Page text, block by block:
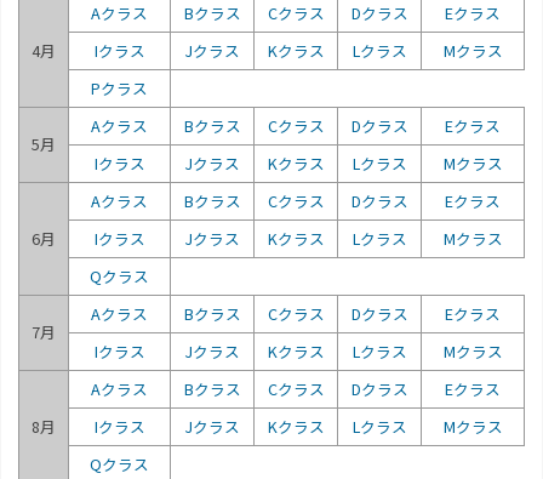
4月
Aクラス Bクラス Cクラス Dクラス
Eクラス
Iクラス
Jクラス Kクラス Lクラス
Mクラス
Pクラス
5月
Aクラス Bクラス Cクラス Dクラス
Eクラス
Iクラス
Jクラス Kクラス Lクラス Mクラス
6月
Aクラス Bクラス Cクラス Dクラス
Eクラス
Iクラス
Jクラス Kクラス Lクラス
Mクラス
Qクラス
7月
Aクラス Bクラス Cクラス Dクラス
Eクラス
Iクラス
Jクラス Kクラス Lクラス Mクラス
8月
Aクラス Bクラス Cクラス Dクラス
Eクラス
Iクラス
Jクラス Kクラス Lクラス
Mクラス
Qクラス